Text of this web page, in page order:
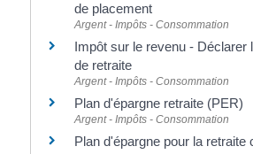
de placement
Argent - Impôts - Consommation
Impôt sur le revenu - Déclarer
de retraite
Argent - Impôts - Consommation
Plan d'épargne retraite (PER)
Argent - Impôts - Consommation
Plan d'épargne pour la retraite